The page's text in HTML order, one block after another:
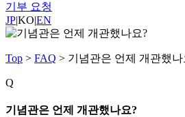
기부 요청
JP|KO|EN
Top > FAQ > 기념관은 언제 개관했나
Q
기념관은 언제 개관했나요?